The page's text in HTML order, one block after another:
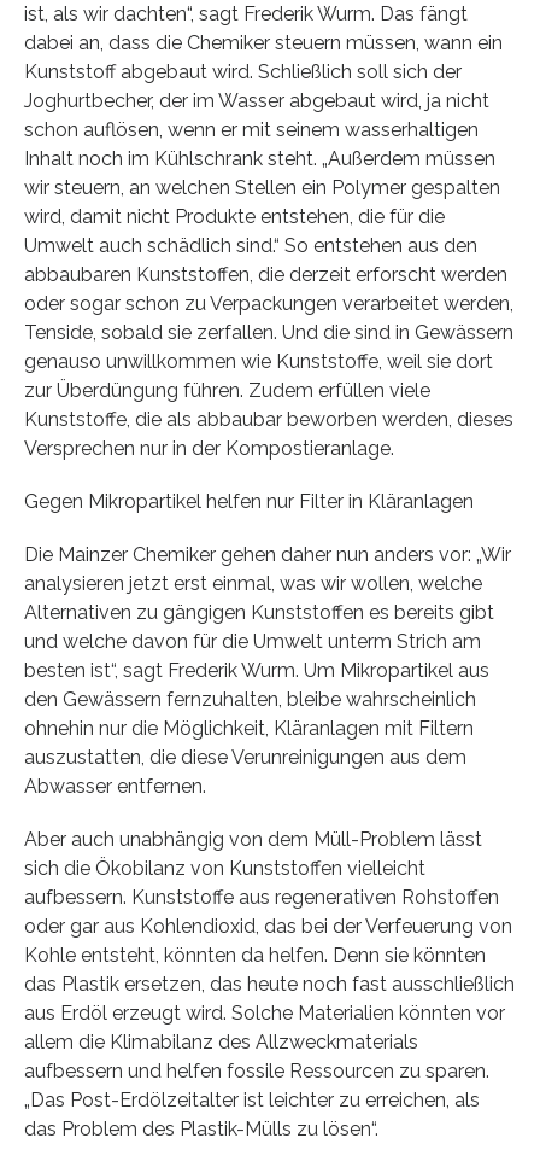
ist, als wir dachten“, sagt Frederik Wurm. Das fängt
dabei an, dass die Chemiker steuern müssen, wann ein
Kunststoff abgebaut wird. Schließlich soll sich der
Joghurtbecher, der im Wasser abgebaut wird, ja nicht
schon auflösen, wenn er mit seinem wasserhaltigen
Inhalt noch im Kühlschrank steht. „Außerdem müssen
wir steuern, an welchen Stellen ein Polymer gespalten
wird, damit nicht Produkte entstehen, die für die
Umwelt auch schädlich sind.“ So entstehen aus den
abbaubaren Kunststoffen, die derzeit erforscht werden
oder sogar schon zu Verpackungen verarbeitet werden,
Tenside, sobald sie zerfallen. Und die sind in Gewässern
genauso unwillkommen wie Kunststoffe, weil sie dort
zur Überdüngung führen. Zudem erfüllen viele
Kunststoffe, die als abbaubar beworben werden, dieses
Versprechen nur in der Kompostieranlage.
Gegen Mikropartikel helfen nur Filter in Kläranlagen
Die Mainzer Chemiker gehen daher nun anders vor: „Wir
analysieren jetzt erst einmal, was wir wollen, welche
Alternativen zu gängigen Kunststoffen es bereits gibt
und welche davon für die Umwelt unterm Strich am
besten ist“, sagt Frederik Wurm. Um Mikropartikel aus
den Gewässern fernzuhalten, bleibe wahrscheinlich
ohnehin nur die Möglichkeit, Kläranlagen mit Filtern
auszustatten, die diese Verunreinigungen aus dem
Abwasser entfernen.
Aber auch unabhängig von dem Müll-Problem lässt
sich die Ökobilanz von Kunststoffen vielleicht
aufbessern. Kunststoffe aus regenerativen Rohstoffen
oder gar aus Kohlendioxid, das bei der Verfeuerung von
Kohle entsteht, könnten da helfen. Denn sie könnten
das Plastik ersetzen, das heute noch fast ausschließlich
aus Erdöl erzeugt wird. Solche Materialien könnten vor
allem die Klimabilanz des Allzweckmaterials
aufbessern und helfen fossile Ressourcen zu sparen.
„Das Post-Erdölzeitalter ist leichter zu erreichen, als
das Problem des Plastik-Mülls zu lösen“.